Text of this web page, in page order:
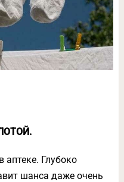
аптеке. Глубоко
шанса даже очень